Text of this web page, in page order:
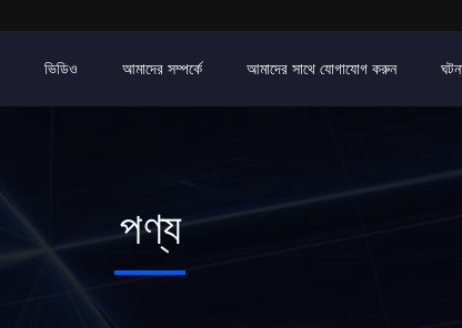
ভিডিও আমাদের সম্পর্কে আমাদের সাথে যোগাযোগ করুন
পণ্য